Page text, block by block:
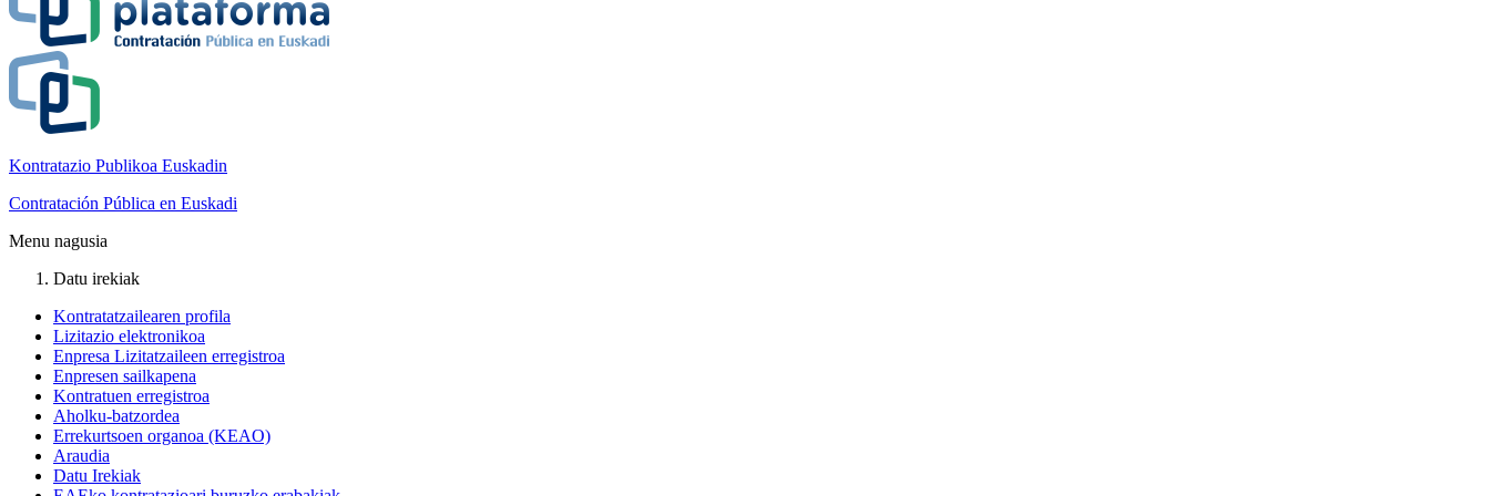
Kontratazio Publikoa Euskadin
Contratación Pública en Euskadi
Menu nagusia
Datu irekiak
Kontratatzailearen profila
Lizitazio elektronikoa
Enpresa Lizitatzaileen erregistroa
Enpresen sailkapena
Kontratuen erregistroa
Aholku-batzordea
Errekurtsoen organoa (KEAO)
Araudia
Datu Irekiak